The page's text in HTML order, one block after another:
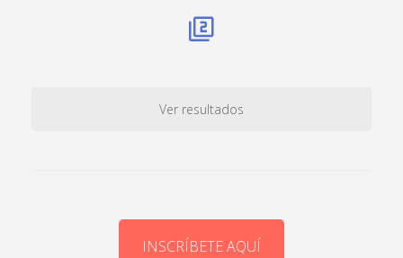
Ver resultados
INSCRÍBETE AQUÍ